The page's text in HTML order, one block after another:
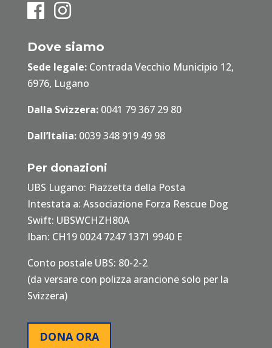
Dove siamo
Sede legale:Contrada Vecchio Municipio 12,
6976, Lugano
Dalla Svizzera:0041 79 367 29 80
Dall’Italia:0039 348 919 49 98
Per donazioni
UBS Lugano: Piazzetta della Posta
Intestata a: Associazione Forza Rescue Dog
Swift: UBSWCHZH80A
Iban: CH19 0024 7247 1371 9940 E
Conto postale UBS: 80-2-2
(da versare con polizza arancione solo per la
Svizzera)
DONA ORA